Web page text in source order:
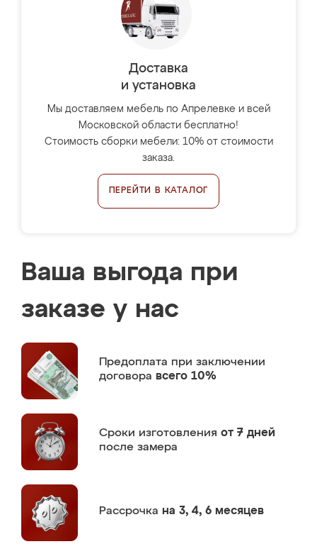
Доставка
и установка
Мы доставляем мебель по Апрелевке и всей
Московской области бесплатно!
Стоимость сборки мебели: 10% от стоимости
заказа.
ПЕРЕЙТИ В КАТАЛОГ
Ваша выгода при
заказе у нас
Предоплата при заключении
договора всего 10%
Сроки изготовления от 7 дней
после замера
Рассрочка на 3, 4, 6 месяцев